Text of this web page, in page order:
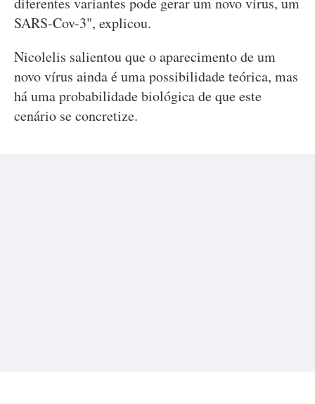
SARS-Cov-3", explicou.
Nicolelis salientou que o aparecimento de um
novo vírus ainda é uma possibilidade teórica, mas
há uma probabilidade biológica de que este
cenário se concretize.